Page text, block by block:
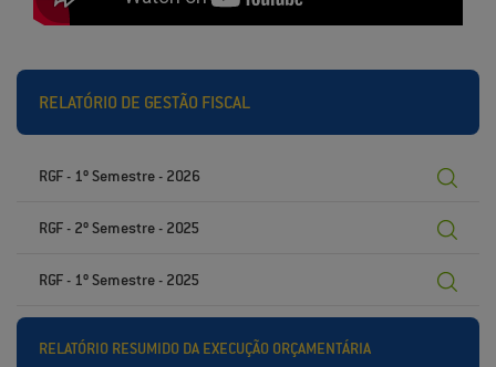
RELATÓRIO DE GESTÃO FISCAL
RGF - 1º Semestre - 2026
RGF - 2º Semestre - 2025
RGF - 1º Semestre - 2025
RELATÓRIO RESUMIDO DA EXECUÇÃO ORÇAMENTÁRIA